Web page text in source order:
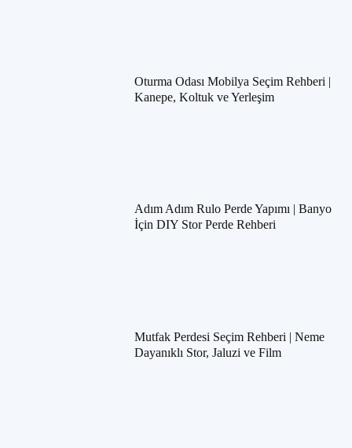
Oturma Odası Mobilya Seçim Rehberi |
Kanepe, Koltuk ve Yerleşim
Adım Adım Rulo Perde Yapımı | Banyo
İçin DIY Stor Perde Rehberi
Mutfak Perdesi Seçim Rehberi | Neme
Dayanıklı Stor, Jaluzi ve Film